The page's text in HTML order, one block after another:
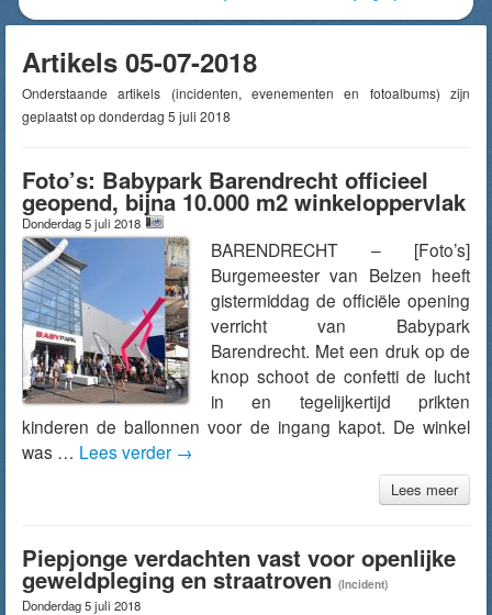
Artikels 05-07-2018
Onderstaande artikels (incidenten, evenementen en fotoalbums) zijn
geplaatst op donderdag 5 juli 2018
Foto’s: Babypark Barendrecht officieel
geopend, bijna 10.000 m2 winkeloppervlak
Donderdag 5 juli 2018
BARENDRECHT – [Foto’s]
Burgemeester van Belzen heeft
gistermiddag de officiële opening
verricht van Babypark
Barendrecht. Met een druk op de
knop schoot de confetti de lucht
in en tegelijkertijd prikten
kinderen de ballonnen voor de ingang kapot. De winkel
was … Lees verder →
Lees meer
Piepjonge verdachten vast voor openlijke
geweldpleging en straatroven (Incident)
Donderdag 5 juli 2018